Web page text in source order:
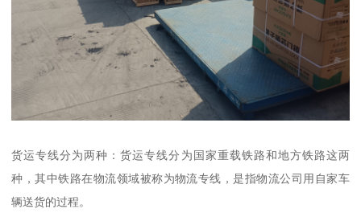
货运专线分为两种：货运专线分为国家重载铁路和地方铁路这两
种，其中铁路在物流领域被称为物流专线，是指物流公司用自家车
辆送货的过程。